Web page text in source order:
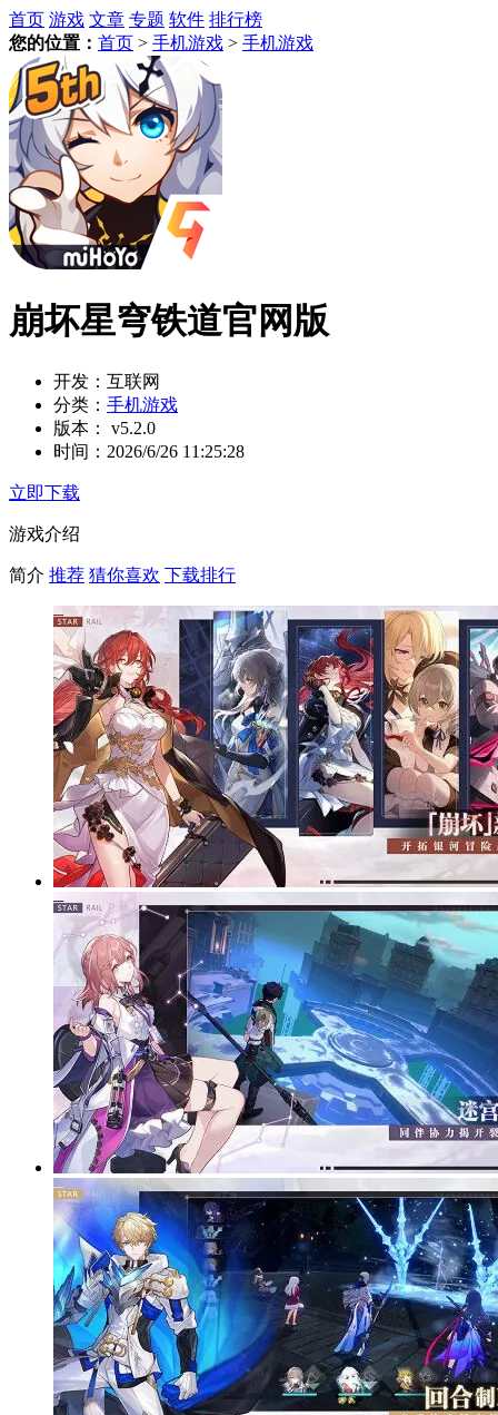
首页 游戏 文章 专题 软件 排行榜
您的位置： 首页 > 手机游戏 > 手机游戏
崩坏星穹铁道官网版
开发： 互联网
分类： 手机游戏
版本：
v5.2.0
时间： 2026/6/26 11:25:28
立即下载
游戏介绍
简介 推荐 猜你喜欢 下载排行